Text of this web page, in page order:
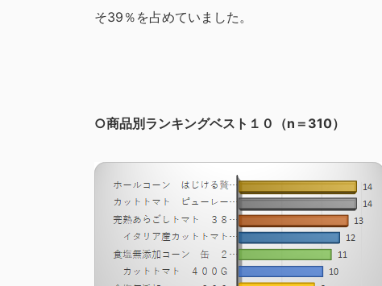
そ39％を占めていました。
○商品別ランキングベスト１０（n＝310）